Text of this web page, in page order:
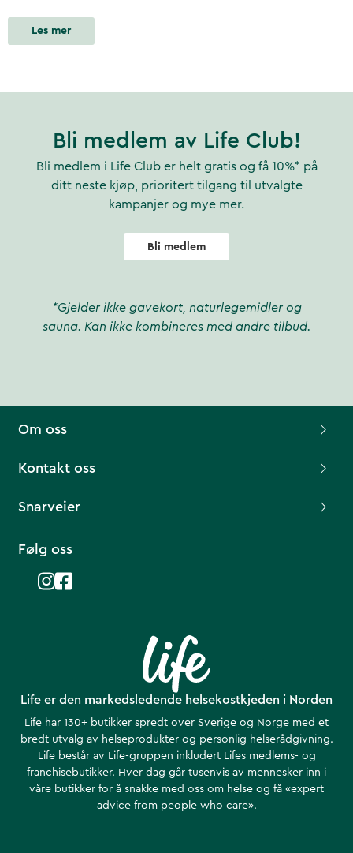
Les mer
Bli medlem av Life Club!
Bli medlem i Life Club er helt gratis og få 10%* på
ditt neste kjøp, prioritert tilgang til utvalgte
kampanjer og mye mer.
Bli medlem
*Gjelder ikke gavekort, naturlegemidler og
sauna. Kan ikke kombineres med andre tilbud.
Life er den markedsledende helsekostkjeden i Norden
Life har 130+ butikker spredt over Sverige og Norge med et
bredt utvalg av helseprodukter og personlig helserådgivning.
Life består av Life-gruppen inkludert Lifes medlems- og
franchisebutikker. Hver dag går tusenvis av mennesker inn i
våre butikker for å snakke med oss om helse ​​og få «expert
advice from people who care».
Om oss
Kontakt oss
Snarveier
Følg oss